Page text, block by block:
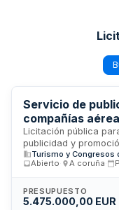
Servicio de
compañías
Congresos de A
Licitación pública
publicidad y
convocada por la
Congresos de A
y comunicación
captación de
Turismo y Congresos
Abierto
A coruña
PRESUPUESTO
5.475.000,00 EUR